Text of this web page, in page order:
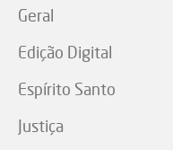
Geral
Edição Digital
Espírito Santo
Justiça